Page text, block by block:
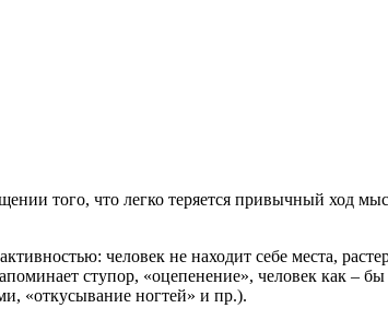
того, что легко теряется привычный ход
человек не находит себе места,
ступор, «оцепенение», человек как –
«откусывание ногтей» и пр.).